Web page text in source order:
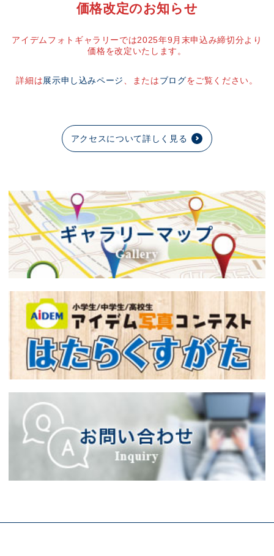
価格改定のお知らせ
アイデムフォトギャラリーでは2025年9月末申込み締切分より
価格を改定いたします。
詳細は展示申し込みページ 、またはブログをご覧ください。
アクセスについて詳しく見る